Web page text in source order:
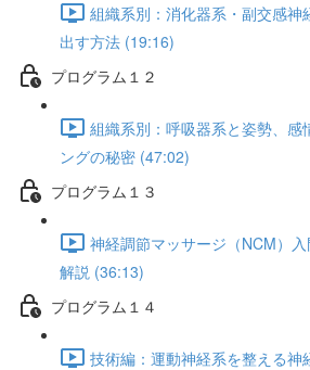
組織系別：消化器系・副交感神
出す方法 (19:16)
プログラム１２
組織系別：呼吸器系と姿勢、感
ングの秘密 (47:02)
プログラム１３
神経調節マッサージ（NCM）
解説 (36:13)
プログラム１４
技術編：運動神経系を整える神